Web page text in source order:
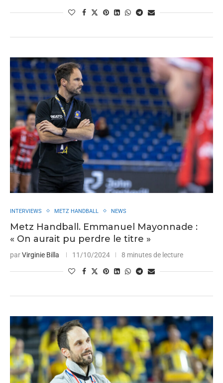
INTERVIEWS METZ HANDBALL NEWS
Metz Handball. Emmanuel Mayonnade :
« On aurait pu perdre le titre »
parVirginie Billa 11/10/2024 8 minutes de lecture